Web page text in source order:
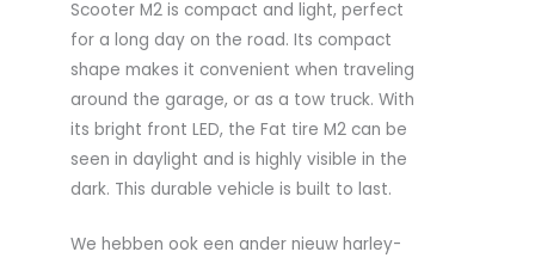
Scooter M2 is compact and light, perfect
for a long day on the road. Its compact
shape makes it convenient when traveling
around the garage, or as a tow truck. With
its bright front LED, the Fat tire M2 can be
seen in daylight and is highly visible in the
dark. This durable vehicle is built to last.
We hebben ook een ander nieuw harley-